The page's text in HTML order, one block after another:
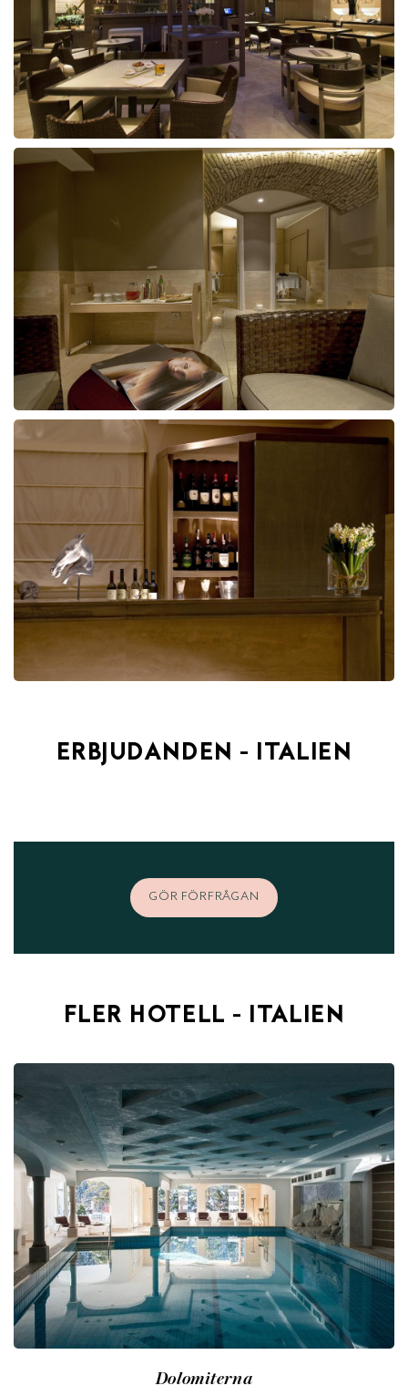
ERBJUDANDEN - ITALIEN
GÖR FÖRFRÅGAN
FLER HOTELL - ITALIEN
Dolomiterna